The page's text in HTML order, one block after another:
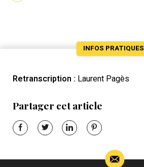
INFOS PRATIQUES
Retranscription : Laurent Pagès
Partager cet article